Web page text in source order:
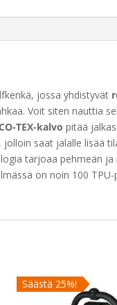
jossa yhdistyvät
Voit siten nauttia
TEX-kalvo pitää
saat jalalle lisää
tarjoaa pehmeän
on noin 100
Säästä 25%!